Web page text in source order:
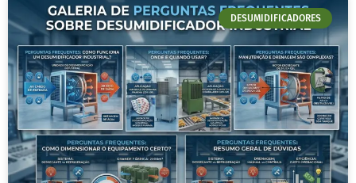
DESUMIDIFICADORES